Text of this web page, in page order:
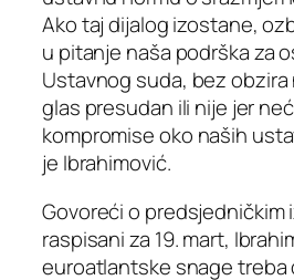
Ako taj dijalog izostane,
u pitanje naša podrška za
Ustavnog suda, bez obzira
glas presudan ili nije jer
kompromise oko naših
je Ibrahimović.
Govoreći o predsjedničkim
raspisani za 19. mart,
euroatlantske snage treba